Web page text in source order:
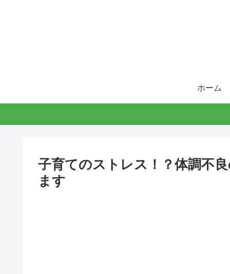
ホーム
子育てのストレス！？体調不
ます